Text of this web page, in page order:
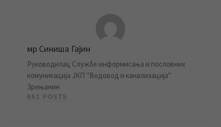
мр Синиша Гајин
Руководилац Службе информисања и пословних
комуникација ЈКП "Водовод и канализација"
Зрењанин
861 POSTS